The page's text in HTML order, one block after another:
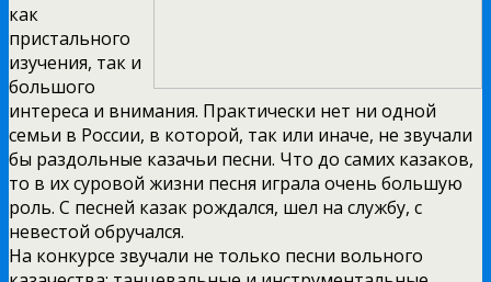
как
пристального
изучения, так и
большого
интереса и внимания. Практически нет ни одной
семьи в России, в которой, так или иначе, не звучали
бы раздольные казачьи песни. Что до самих казаков,
то в их суровой жизни песня играла очень большую
роль. С песней казак рождался, шел на службу, с
невестой обручался.
На конкурсе звучали не только песни вольного